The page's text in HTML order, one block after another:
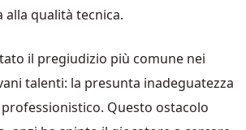
alla qualità tecnica.
il pregiudizio più comune nei
talenti: la presunta inadeguatezza
Questo ostacolo